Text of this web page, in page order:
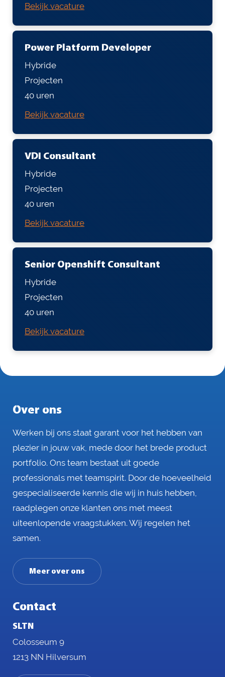
Bekijk vacature
Power Platform Developer
Hybride
Projecten
40 uren
Bekijk vacature
VDI Consultant
Hybride
Projecten
40 uren
Bekijk vacature
Senior Openshift Consultant
Hybride
Projecten
40 uren
Bekijk vacature
Over ons
Werken bij ons staat garant voor het hebben van
plezier in jouw vak, mede door het brede product
portfolio. Ons team bestaat uit goede
professionals met teamspirit. Door de hoeveelheid
gespecialiseerde kennis die wij in huis hebben,
raadplegen onze klanten ons met meest
uiteenlopende vraagstukken. Wij regelen het
samen.
Meer over ons
Contact
SLTN
Colosseum 9
1213 NN Hilversum